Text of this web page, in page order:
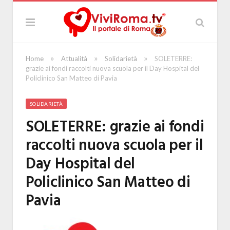
Home » Attualità » Solidarietà »
SOLETERRE:
grazie ai fondi raccolti nuova scuola per il Day Hospital del
Policlinico San Matteo di Pavia
SOLIDARIETÀ
SOLETERRE: grazie ai fondi
raccolti nuova scuola per il
Day Hospital del
Policlinico San Matteo di
Pavia